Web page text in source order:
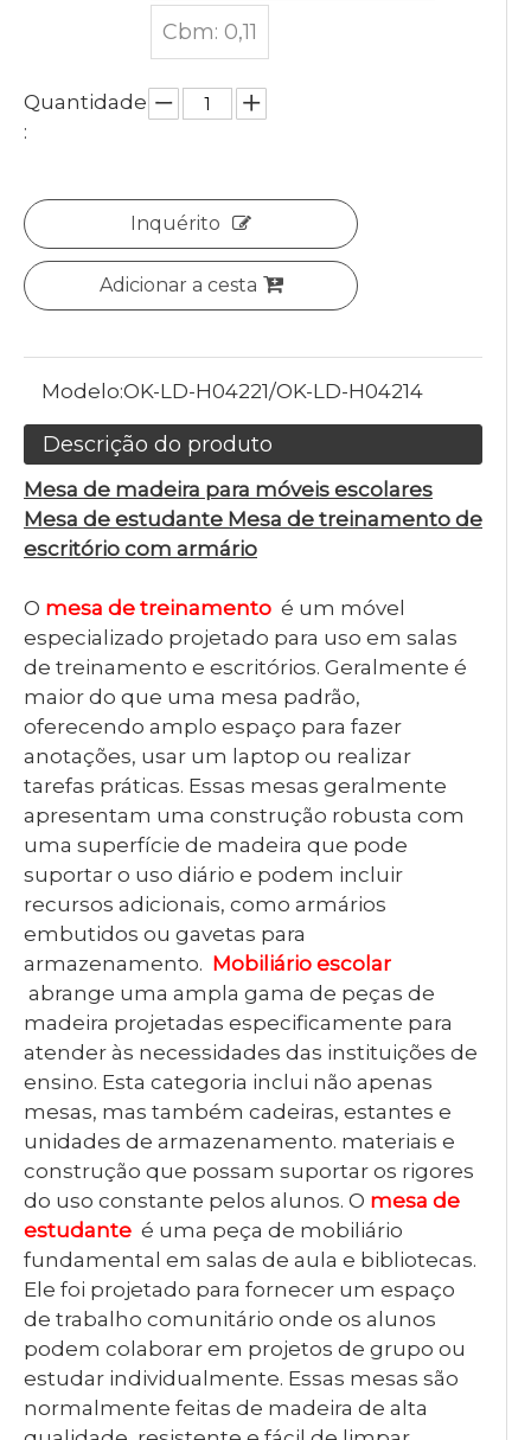
Cbm: 0,11
Quantidade
:
Inquérito
Adicionar a cesta
Modelo:OK-LD-H04221/OK-LD-H04214
Descrição do produto
Mesa de madeira para móveis escolares
Mesa de estudante Mesa de treinamento de
escritório com armário
O mesa de treinamento é um móvel
especializado projetado para uso em salas
de treinamento e escritórios. Geralmente é
maior do que uma mesa padrão,
oferecendo amplo espaço para fazer
anotações, usar um laptop ou realizar
tarefas práticas. Essas mesas geralmente
apresentam uma construção robusta com
uma superfície de madeira que pode
suportar o uso diário e podem incluir
recursos adicionais, como armários
embutidos ou gavetas para
armazenamento. Mobiliário escolar
abrange uma ampla gama de peças de
madeira projetadas especificamente para
atender às necessidades das instituições de
ensino. Esta categoria inclui não apenas
mesas, mas também cadeiras, estantes e
unidades de armazenamento. materiais e
construção que possam suportar os rigores
do uso constante pelos alunos. O mesa de
estudante é uma peça de mobiliário
fundamental em salas de aula e bibliotecas.
Ele foi projetado para fornecer um espaço
de trabalho comunitário onde os alunos
podem colaborar em projetos de grupo ou
estudar individualmente. Essas mesas são
normalmente feitas de madeira de alta